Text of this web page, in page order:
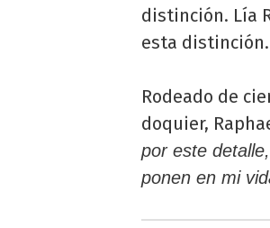
distinción. Lía
esta distinción.
Rodeado de
doquier,
por este
ponen en mi